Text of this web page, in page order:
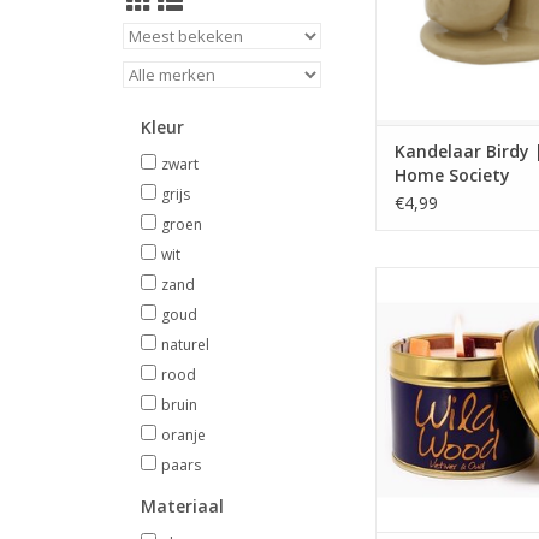
Kleur
zwart
grijs
groen
wit
zand
goud
naturel
rood
bruin
oranje
paars
Materiaal
Home Society
TOEVOEGEN AAN
Kandelaar Birdy
Home Society
€4,99
TOEVOEGEN AAN